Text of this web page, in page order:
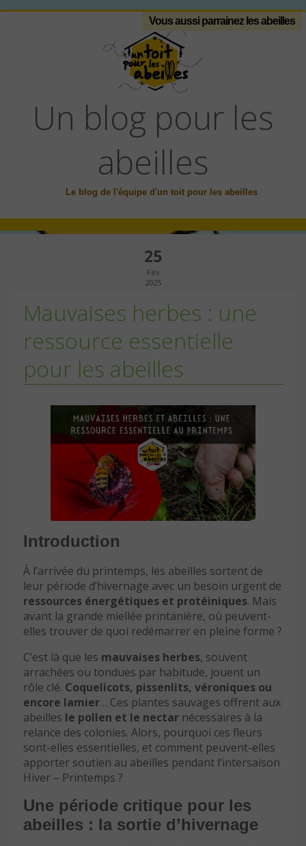
Vous aussi parrainez les abeilles
Un blog pour les
abeilles
Le blog de l'équipe d'un toit pour les abeilles
25
Fév
2025
Mauvaises herbes : une
ressource essentielle
pour les abeilles
Introduction
À l’arrivée du printemps, les abeilles sortent de
leur période d’hivernage avec un besoin urgent de
ressources énergétiques et protéiniques. Mais
avant la grande miellée printanière, où peuvent-
elles trouver de quoi redémarrer en pleine forme ?
C’est là que les mauvaises herbes, souvent
arrachées ou tondues par habitude, jouent un
rôle clé. Coquelicots, pissenlits, véroniques ou
encore lamier… Ces plantes sauvages offrent aux
abeilles le pollen et le nectar nécessaires à la
relance des colonies. Alors, pourquoi ces fleurs
sont-elles essentielles, et comment peuvent-elles
apporter soutien au abeilles pendant l’intersaison
Hiver – Printemps ?
Une période critique pour les
abeilles : la sortie d’hivernage